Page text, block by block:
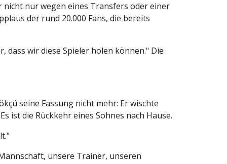
nicht nur wegen eines Transfers oder einer
der rund 20.000 Fans, die bereits
dass wir diese Spieler holen können." Die
seine Fassung nicht mehr: Er wischte
ist die Rückkehr eines Sohnes nach Hause.
unsere Trainer, unseren